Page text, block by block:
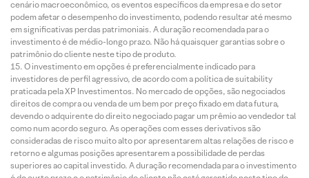
cenário macroeconômico, os eventos específicos da empresa e do setor
podem afetar o desempenho do investimento, podendo resultar até mesmo
em significativas perdas patrimoniais. A duração recomendada para o
investimento é de médio-longo prazo. Não há quaisquer garantias sobre o
patrimônio do cliente neste tipo de produto.
O investimento em opções é preferencialmente indicado para
investidores de perfil agressivo, de acordo com a política de suitability
praticada pela XP Investimentos. No mercado de opções, são negociados
direitos de compra ou venda de um bem por preço fixado em data futura,
devendo o adquirente do direito negociado pagar um prêmio ao vendedor tal
como num acordo seguro. As operações com esses derivativos são
consideradas de risco muito alto por apresentarem altas relações de risco e
retorno e algumas posições apresentarem a possibilidade de perdas
superiores ao capital investido. A duração recomendada para o investimento